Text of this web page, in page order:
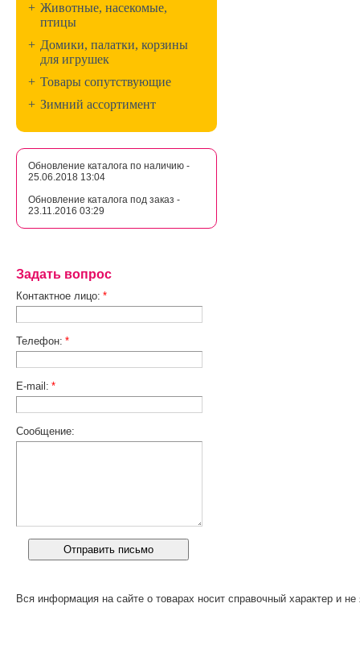
+ Животные, насекомые,
птицы
+ Домики, палатки, корзины
для игрушек
+ Товары сопутствующие
+ Зимний ассортимент
Обновление каталога по наличию -
25.06.2018 13:04
Обновление каталога под заказ -
23.11.2016 03:29
Задать вопрос
Контактное лицо: *
Телефон: *
E-mail: *
Сообщение:
Вся информация на сайте о товарах носит справочный характер и